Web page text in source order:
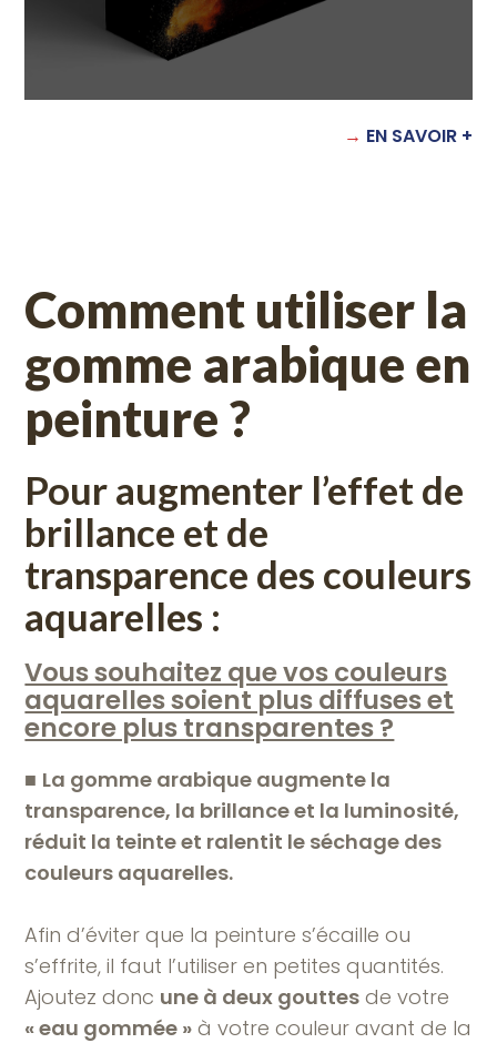
→ EN SAVOIR +
Comment utiliser la
gomme arabique en
peinture ?
Pour augmenter l’effet de
brillance et de
transparence des couleurs
aquarelles :
Vous souhaitez que vos couleurs
aquarelles soient plus diffuses et
encore plus transparentes ?
■ La gomme arabique augmente la
transparence, la brillance et la luminosité,
réduit la teinte et ralentit le séchage des
couleurs aquarelles.
Afin d’éviter que la peinture s’écaille ou
s’effrite, il faut l’utiliser en petites quantités.
Ajoutez donc une à deux gouttes de votre
« eau gommée » à votre couleur avant de la